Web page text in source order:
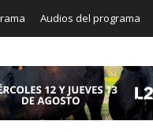
Audios del programa